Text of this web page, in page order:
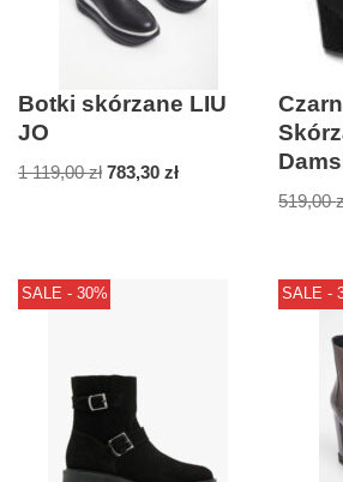
Botki skórzane LIU
JO
1 119,00zł 783,30 zł
519,00
SALE - 30% SALE -